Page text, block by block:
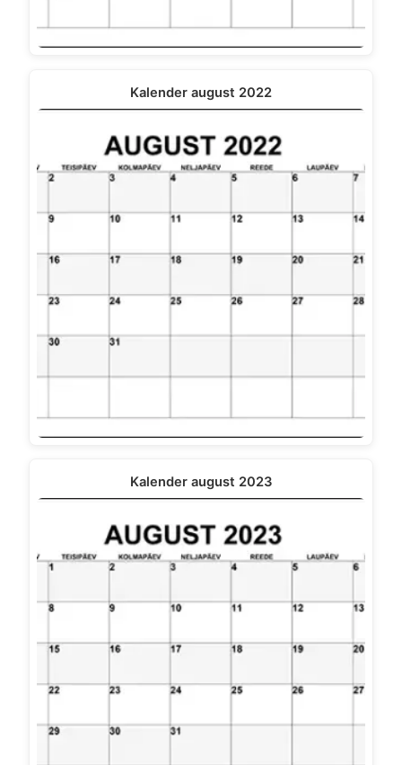
Kalender august 2022
Kalender august 2023